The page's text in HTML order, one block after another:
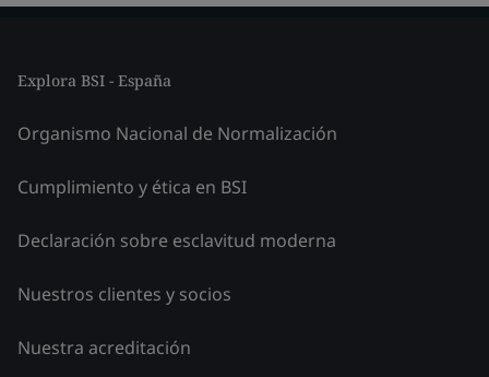
Explora BSI - España
Organismo Nacional de Normalización
Cumplimiento y ética en BSI
Declaración sobre esclavitud moderna
Nuestros clientes y socios
Nuestra acreditación